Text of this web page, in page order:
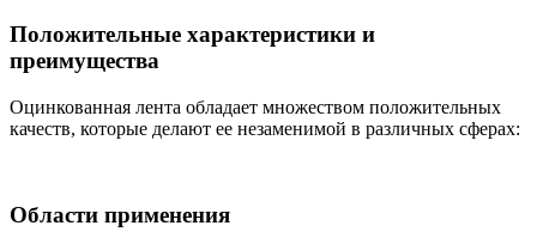
Положительные характеристики и
преимущества
Оцинкованная лента обладает множеством положительных
качеств, которые делают ее незаменимой в различных сферах:
Области применения